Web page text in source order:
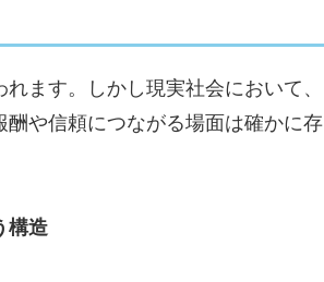
ます。しかし現実社会において、
や信頼につながる場面は確かに存
構造